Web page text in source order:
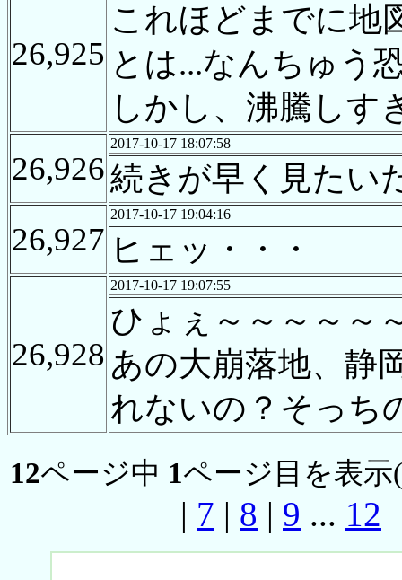
26,925
これほどまでに地
とは...なんちゅう
しかし、沸騰しす
26,926
2017-10-17 18:07:58
続きが早く見たい
26,927
2017-10-17 19:04:16
ヒェッ・・・
26,928
2017-10-17 19:07:55
ひょぇ～～～～～
あの大崩落地、静
れないの？そっち
12ページ中 1ページ目を表示
| 7 | 8 | 9 ... 12